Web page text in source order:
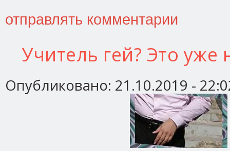
отправлять комментарии
Учитель гей? Это уже
Опубликовано: 21.10.2019 -